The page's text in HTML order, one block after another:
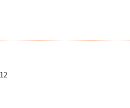
solistes i...
28 ...